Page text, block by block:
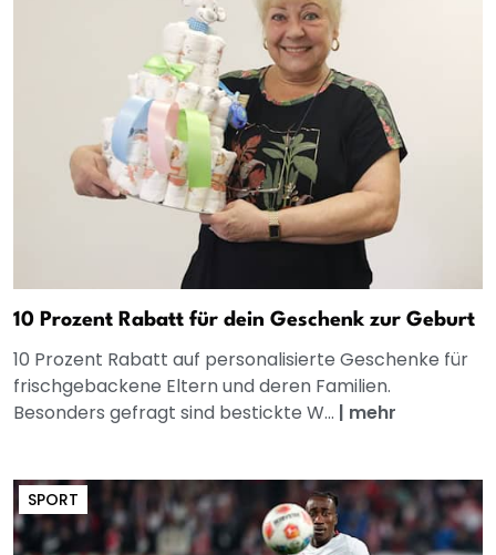
10 Prozent Rabatt für dein Geschenk zur Geburt
10 Prozent Rabatt auf personalisierte Geschenke für
frischgebackene Eltern und deren Familien.
Besonders gefragt sind bestickte W... | mehr
SPORT